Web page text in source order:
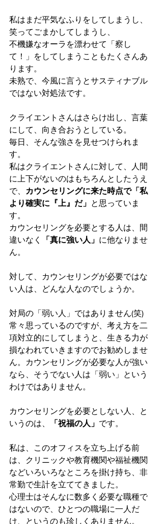
私はまだ平気なふりをしてしまうし、
笑ってごまかしてしまうし、
不機嫌なオーラを漂わせて「察し
て！」をしてしまうこともたくさんあ
ります。
未熟で、今風に言うとサスティナブル
ではない対処法です。
クライエントさんはさらけ出し、言葉
にして、向き合おうとしている。
毎日、そんな強さを見せつけられま
す。
私はクライエントさんに対して、人間
に上下がないのはもちろんとしたうえ
で、
カウンセリングに来た時点で「私
より確実に『上』だ」 と思っていま
す。
カウンセリングを必要とする人は、間
違いなく
「真に強い人」 に他なりませ
ん。
対して、カウンセリングが必要ではな
い人は、どんな人なのでしょうか。
対局の「弱い人」ではありません(笑)
常々思っているのですが、考え方を二
項対立的にしてしまうと、生きる力が
損なわれていきますのでお勧めしませ
ん。カウンセリングが必要な人が強い
なら、そうでない人は「弱い」という
わけではありません。
カウンセリングを必要としない人、と
いうのは、
「祝福の人」 です。
私は、このオフィスを立ち上げる前
は、クリニックや教育機関や福祉機関
などいろいろなところを掛け持ち、非
常勤で生計を立ててきました。
心理士はそんなに数多く必要な職種で
はないので、ひとつの職場に一人だ
け、というのも珍しくありません。